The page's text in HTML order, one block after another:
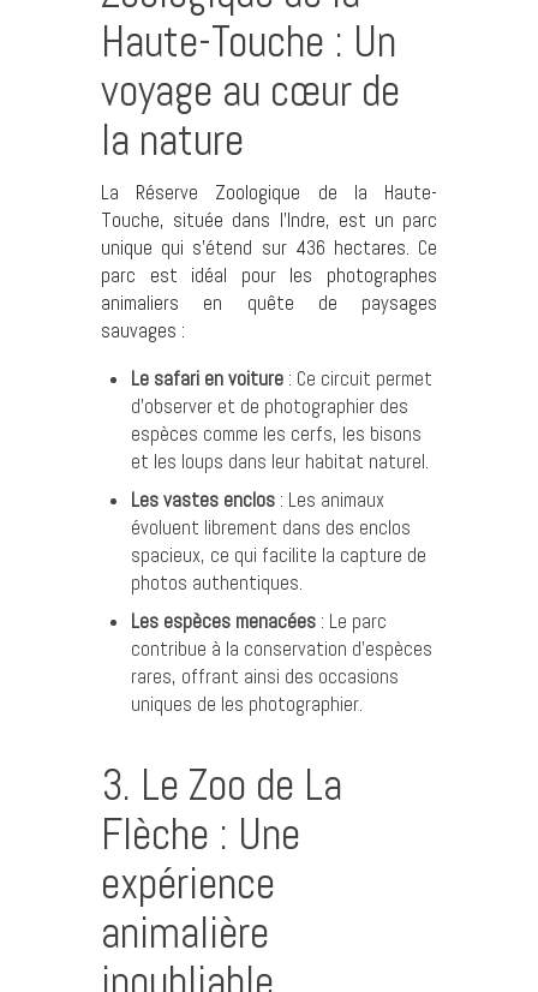
Haute-Touche : Un
voyage au cœur de
la nature
La Réserve Zoologique de la Haute-
Touche, située dans l’Indre, est un parc
unique qui s’étend sur 436 hectares. Ce
parc est idéal pour les photographes
animaliers en quête de paysages
sauvages :
Le safari en voiture: Ce circuit permet
d’observer et de photographier des
espèces comme les cerfs, les bisons
et les loups dans leur habitat naturel.
Les vastes enclos: Les animaux
évoluent librement dans des enclos
spacieux, ce qui facilite la capture de
photos authentiques.
Les espèces menacées: Le parc
contribue à la conservation d’espèces
rares, offrant ainsi des occasions
uniques de les photographier.
3. Le Zoo de La
Flèche : Une
expérience
animalière